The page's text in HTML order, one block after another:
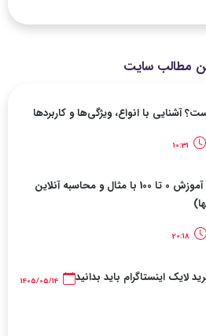
مطالب سایت
آشنایی با انواع، ویژگی‌ها و کاربردها
انحراف معیار: آموزش 0 تا 100 با مثال و محاسبه آنلاین
20:18
لایک اینستاگرام باید بدانید